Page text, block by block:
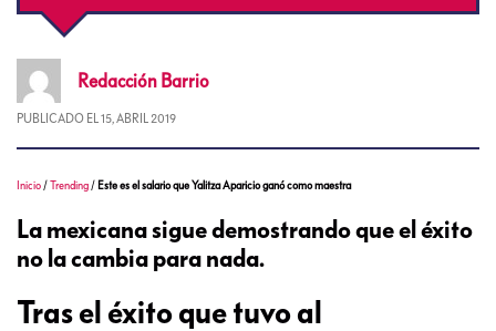
Redacción Barrio
PUBLICADO EL 15, ABRIL 2019
Inicio /Trending / Este es el salario que Yalitza Aparicio ganó como maestra
La mexicana sigue demostrando que el éxito
no la cambia para nada.
Tras el éxito que tuvo al